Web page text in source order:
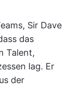
Sir Dave
das
Talent,
lag. Er
der